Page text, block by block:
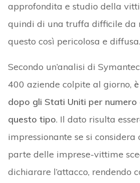
approfondita e studio della
quindi di una truffa difficile da
questo così pericolosa e diffusa.
Secondo un’analisi di
400 aziende colpite al giorno,
dopo gli Stati Uniti per
questo tipo. Il dato risulta
impressionante se si
parte delle imprese-vittime
dichiarare l’attacco, rendendo